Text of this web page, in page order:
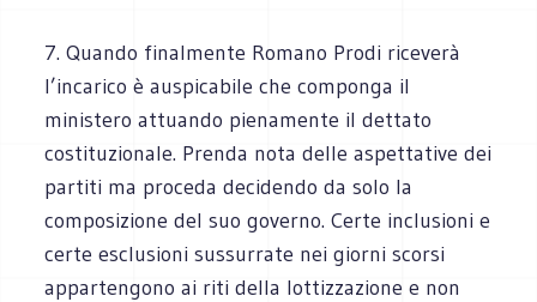
7. Quando finalmente Romano Prodi riceverà
l’incarico è auspicabile che componga il
ministero attuando pienamente il dettato
costituzionale. Prenda nota delle aspettative dei
partiti ma proceda decidendo da solo la
composizione del suo governo. Certe inclusioni e
certe esclusioni sussurrate nei giorni scorsi
appartengono ai riti della lottizzazione e non